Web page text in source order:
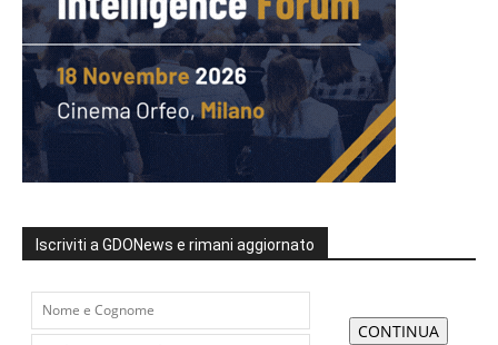
Iscriviti a GDONews e rimani aggiornato